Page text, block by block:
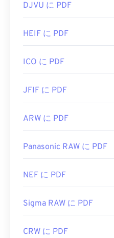
DJVU に PDF
HEIF に PDF
ICO に PDF
JFIF に PDF
ARW に PDF
Panasonic RAW に PDF
NEF に PDF
Sigma RAW に PDF
CRW に PDF